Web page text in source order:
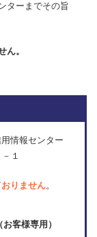
ターまでその旨
ん。
情報センター
１
りません。
（お客様専用）